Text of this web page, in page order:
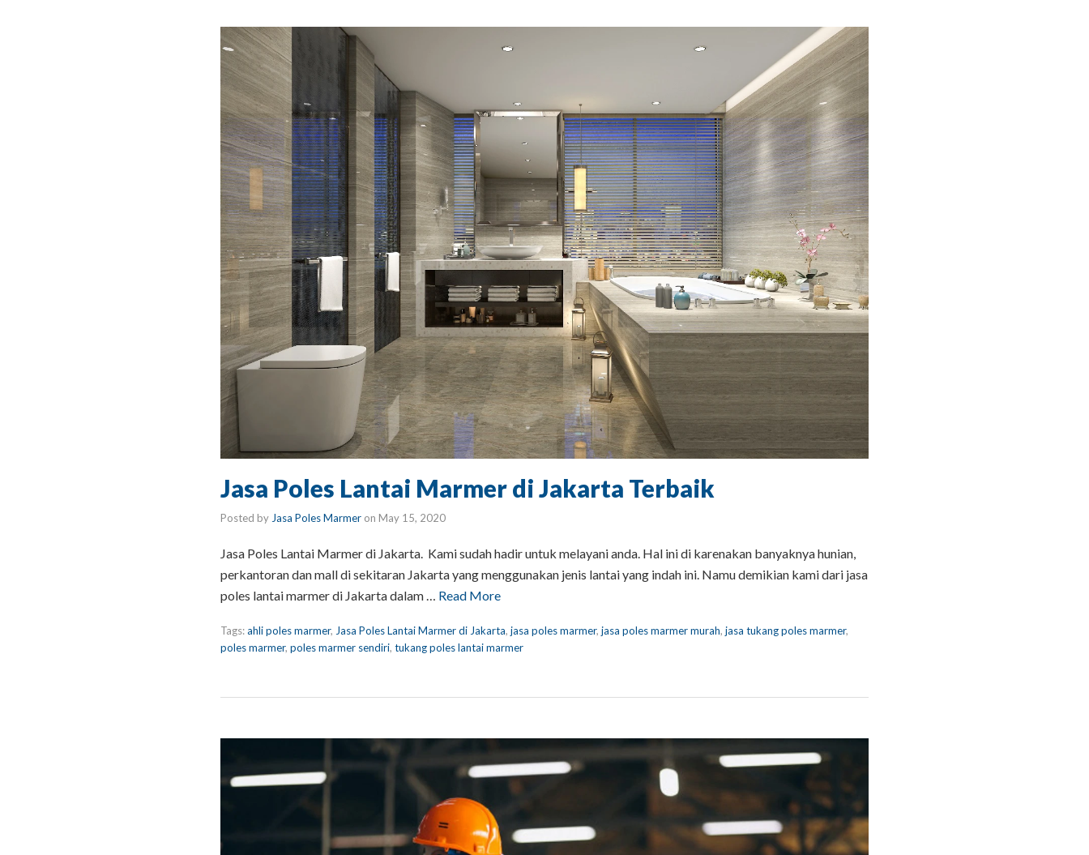
Jasa Poles Lantai Marmer di Jakarta Terbaik
Posted by Jasa Poles Marmer on May 15, 2020
Jasa Poles Lantai Marmer di Jakarta. Kami sudah hadir untuk melayani anda. Hal ini di karenakan banyaknya hunian,
perkantoran dan mall di sekitaran Jakarta yang menggunakan jenis lantai yang indah ini. Namu demikian kami dari jasa
poles lantai marmer di Jakarta dalam … Read More
Tags:ahli poles marmer, Jasa Poles Lantai Marmer di Jakarta, jasa poles marmer, jasa poles marmer murah, jasa tukang poles marmer,
poles marmer, poles marmer sendiri, tukang poles lantai marmer